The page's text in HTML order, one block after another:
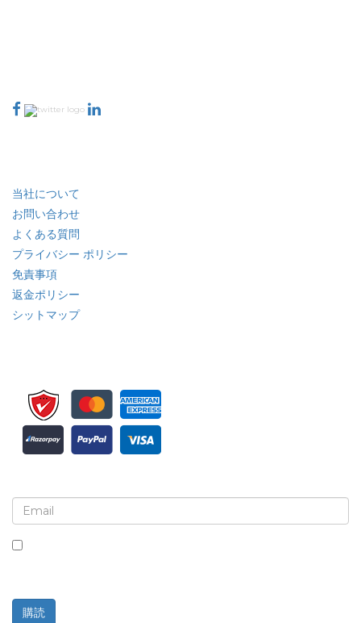
当社について
お問い合わせ
よくある質問
プライバシー ポリシー
免責事項
返金ポリシー
シットマップ
購読